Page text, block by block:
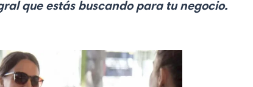
que estás buscando para tu negocio.